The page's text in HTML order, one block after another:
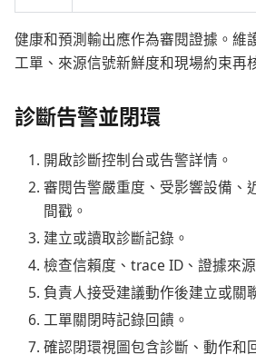
健康和預測輸出應作為審閱證據。維
工單、來源信號新鮮度和現場約束再
診斷告警並閉環
開啟診斷控制台或告警詳情。
審閱告警嚴重度、受影響設備、
間戳。
建立或讀取診斷記錄。
檢查信賴度、trace ID、證據來
負責人接受建議動作後建立或關
工單關閉時記錄回饋。
確認閉環視圖包含診斷、動作和